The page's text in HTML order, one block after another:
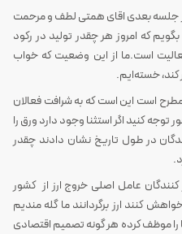
جلسه بعدی اقای همتی لطف و مرحمت
که امروز هر چقدر تولید در رکود
است.ما از این وضعیت که خواب
کند، خسته‌ایم.
است این است که به شرافت فعالان
کنید اگر استثنا وجود دارد ورق را
در طول تاریخ نشان دادند چقدر
عامل اصلی خروج ارز از کشور
کنند ارز برگردانند ما گله مندیم
موظف کرده هر گونه تصمیم اقتصادی